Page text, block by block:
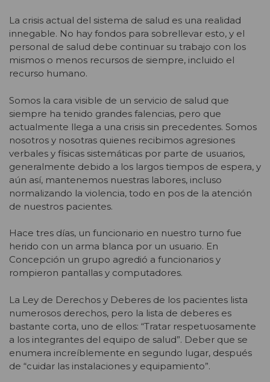
La crisis actual del sistema de salud es una realidad
innegable. No hay fondos para sobrellevar esto, y el
personal de salud debe continuar su trabajo con los
mismos o menos recursos de siempre, incluido el
recurso humano.
Somos la cara visible de un servicio de salud que
siempre ha tenido grandes falencias, pero que
actualmente llega a una crisis sin precedentes. Somos
nosotros y nosotras quienes recibimos agresiones
verbales y físicas sistemáticas por parte de usuarios,
generalmente debido a los largos tiempos de espera, y
aún así, mantenemos nuestras labores, incluso
normalizando la violencia, todo en pos de la atención
de nuestros pacientes.
Hace tres días, un funcionario en nuestro turno fue
herido con un arma blanca por un usuario. En
Concepción un grupo agredió a funcionarios y
rompieron pantallas y computadores.
La Ley de Derechos y Deberes de los pacientes lista
numerosos derechos, pero la lista de deberes es
bastante corta, uno de ellos: “Tratar respetuosamente
a los integrantes del equipo de salud”. Deber que se
enumera increíblemente en segundo lugar, después
de “cuidar las instalaciones y equipamiento”.